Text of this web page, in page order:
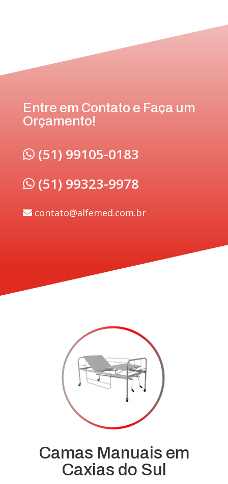
Entre em Contato e Faça um
Orçamento!
(51) 99105-0183
(51) 99323-9978
contato@alfemed.com.br
Camas Manuais em
Caxias do Sul